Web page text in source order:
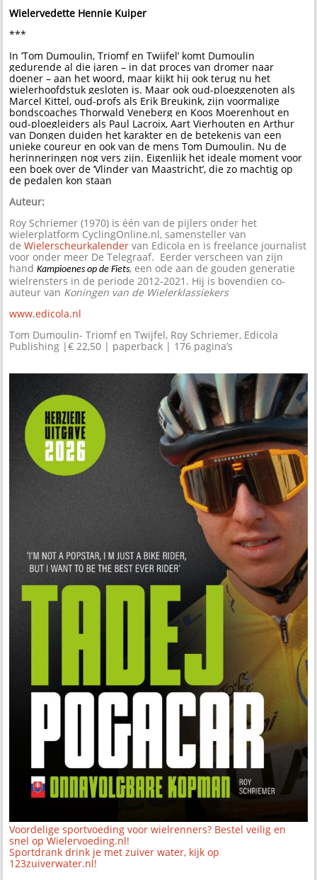
Wielervedette Hennie Kuiper
***
In ‘Tom Dumoulin, Triomf en Twijfel’ komt Dumoulin
gedurende al die jaren – in dat proces van dromer naar
doener – aan het woord, maar kijkt hij ook terug nu het
wielerhoofdstuk gesloten is. Maar ook oud-ploeggenoten als
Marcel Kittel, oud-profs als Erik Breukink, zijn voormalige
bondscoaches Thorwald Veneberg en Koos Moerenhout en
oud-ploegleiders als Paul Lacroix, Aart Vierhouten en Arthur
van Dongen duiden het karakter en de betekenis van een
unieke coureur en ook van de mens Tom Dumoulin. Nu de
herinneringen nog vers zijn. Eigenlijk het ideale moment voor
een boek over de ‘Vlinder van Maastricht’, die zo machtig op
de pedalen kon staan
Auteur:
Roy Schriemer (1970) is één van de pijlers onder het
wielerplatform CyclingOnline.nl, samensteller van
deWielerscheurkalender van Edicola en is freelance journalist
voor onder meer De Telegraaf. Eerder verscheen van zijn
hand Kampioenes op de Fiets, een ode aan de gouden generatie
wielrensters in de periode 2012-2021. Hij is bovendien co-
auteur van Koningen van de Wielerklassiekers
www.edicola.nl
Tom Dumoulin- Triomf en Twijfel, Roy Schriemer, Edicola
Publishing |€ 22,50 | paperback | 176 pagina’s
Voordelige sportvoeding voor wielrenners? Bestel veilig en
snel op Wielervoeding.nl!
Sportdrank drink je met zuiver water, kijk op
123zuiverwater.nl!